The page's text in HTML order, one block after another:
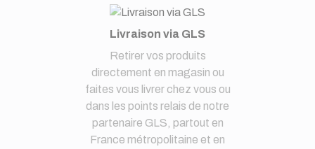
Livraison via GLS
Retirer vos produits
directement en magasin ou
faites vous livrer chez vous ou
dans les points relais de notre
partenaire GLS, partout en
France métropolitaine et en